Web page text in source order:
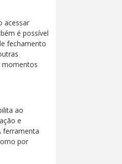
acessar
é possível
fechamento
momentos
ao
e
ferramenta
por